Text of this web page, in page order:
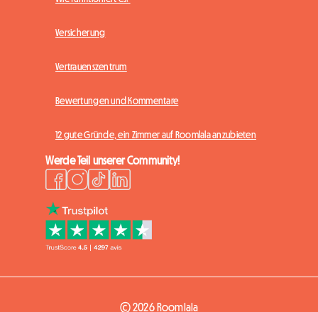
Versicherung
Vertrauenszentrum
Bewertungen und Kommentare
12 gute Gründe, ein Zimmer auf Roomlala anzubieten
Werde Teil unserer Community!
© 2026 Roomlala